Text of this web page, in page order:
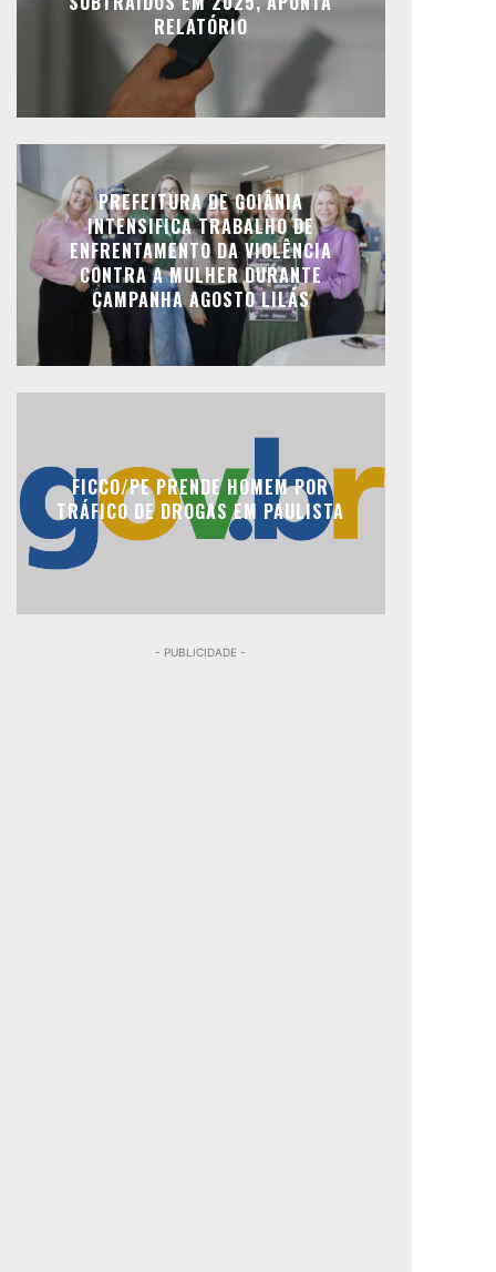
RELATÓRIO
PREFEITURA DE GOIÂNIA
INTENSIFICA TRABALHO DE
ENFRENTAMENTO DA VIOLÊNCIA
CONTRA A MULHER DURANTE
CAMPANHA AGOSTO LILÁS
FICCO/PE PRENDE HOMEM POR
TRÁFICO DE DROGAS EM PAULISTA
- PUBLICIDADE -